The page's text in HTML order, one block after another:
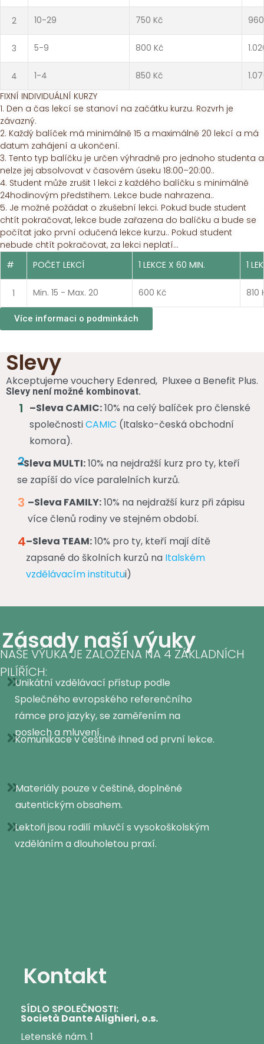
2 10-29 750 Kč
3 5-9 800 Kč
4 1-4 850 Kč
FIXNÍ INDIVIDUÁLNÍ KURZY
1. Den a čas lekcí se stanoví na začátku kurzu. Rozvrh je
závazný.
2. Každý balíček má minimálně 15 a maximálně 20 lekcí a má
datum zahájení a ukončení.
3. Tento typ balíčku je určen výhradně pro jednoho studenta a
nelze jej absolvovat v časovém úseku 18:00–20:00..
4. Student může zrušit 1 lekci z každého balíčku s minimálně
24hodinovým předstihem. Lekce bude nahrazena..
5. Je možné požádat o zkušební lekci. Pokud bude student
chtít pokračovat, lekce bude zařazena do balíčku a bude se
počítat jako první odučená lekce kurzu.. Pokud student
nebude chtít pokračovat, za lekci neplatí...
#
POČET LEKCÍ 1 LEKCE X 60 MIN. 1
1 Min. 15 - Max. 20 600 Kč 810
Více informaci o podminkách
Slevy
Akceptujeme vouchery Edenred, Pluxee a Benefit Plus.
Slevy není možné kombinovat.
1 –Sleva CAMIC:10% na celý balíček pro členské
společnostiCAMIC (Italsko-česká obchodní
komora).
2
–Sleva MULTI:10% na nejdražší kurz pro ty, kteří
se zapíší do více paralelních kurzů.
3 –Sleva FAMILY:10% na nejdražší kurz při zápisu
více členů rodiny ve stejném období.
4–Sleva TEAM:10% pro ty, kteří mají dítě
zapsané do školních kurzů na Italském
vzdělávacím institutui)
Zásady naší výuky
NAŠE VÝUKA JE ZALOŽENA NA 4 ZÁKLADNÍCH
PILÍŘÍCH:
Unikátní vzdělávací přístup podle
Společného evropského referenčního
rámce pro jazyky, se zaměřením na
poslech a mluvení.
Komunikace v češtině ihned od první lekce.
Materiály pouze v češtině, doplněné
autentickým obsahem.
Lektoři jsou rodilí mluvčí s vysokoškolským
vzděláním a dlouholetou praxí.
Kontakt
SÍDLO SPOLEČNOSTI:
Società Dante Alighieri, o.s.
Letenské nám. 1